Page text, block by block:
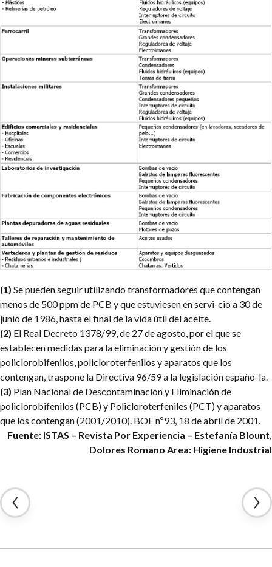
(1) Se pueden seguir utilizando transformadores que contengan
menos de 500 ppm de PCB y que estuviesen en servi-cio a 30 de
junio de 1986, hasta el final de la vida útil del aceite.
(2) El Real Decreto 1378/99, de 27 de agosto, por el que se
establecen medidas para la eliminación y gestión de los
policlorobifenilos, policloroterfenilos y aparatos que los
contengan, traspone la Directiva 96/59 a la legislación españo-la.
(3) Plan Nacional de Descontaminación y Eliminación de
policlorobifenilos (PCB) y Policloroterfeniles (PCT) y aparatos
que los contengan (2001/2010). BOE nº93, 18 de abril de 2001.
Fuente: ISTAS – Revista Por Experiencia – Estefanía Blount,
Dolores Romano Area: Higiene Industrial